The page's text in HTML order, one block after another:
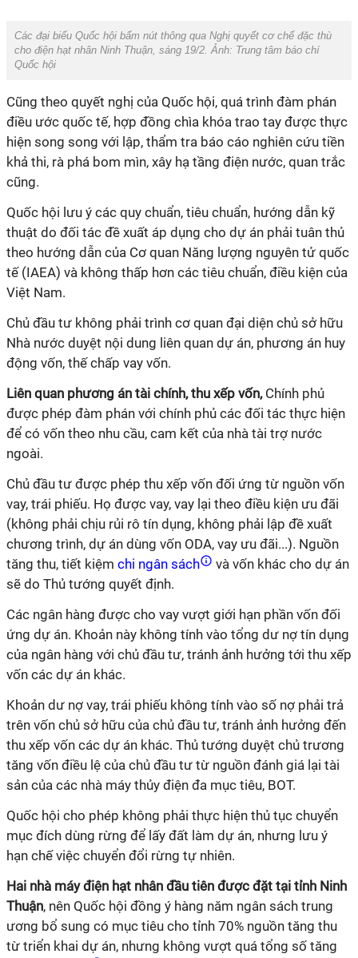
Các đại biểu Quốc hội bấm nút thông qua Nghị quyết cơ chế đặc thù
cho điện hạt nhân Ninh Thuận, sáng 19/2. Ảnh: Trung tâm báo chí
Quốc hội
Cũng theo quyết nghị của Quốc hội, quá trình đàm phán
điều ước quốc tế, hợp đồng chìa khóa trao tay được thực
hiện song song với lập, thẩm tra báo cáo nghiên cứu tiền
khả thi, rà phá bom mìn, xây hạ tầng điện nước, quan trắc
cũng.
Quốc hội lưu ý các quy chuẩn, tiêu chuẩn, hướng dẫn kỹ
thuật do đối tác đề xuất áp dụng cho dự án phải tuân thủ
theo hướng dẫn của Cơ quan Năng lượng nguyên tử quốc
tế (IAEA) và không thấp hơn các tiêu chuẩn, điều kiện của
Việt Nam.
Chủ đầu tư không phải trình cơ quan đại diện chủ sở hữu
Nhà nước duyệt nội dung liên quan dự án, phương án huy
động vốn, thế chấp vay vốn.
Liên quan phương án tài chính, thu xếp vốn, Chính phủ
được phép đàm phán với chính phủ các đối tác thực hiện
để có vốn theo nhu cầu, cam kết của nhà tài trợ nước
ngoài.
Chủ đầu tư được phép thu xếp vốn đối ứng từ nguồn vốn
vay, trái phiếu. Họ được vay, vay lại theo điều kiện ưu đãi
(không phải chịu rủi rô tín dụng, không phải lập đề xuất
chương trình, dự án dùng vốn ODA, vay ưu đãi...). Nguồn
tăng thu, tiết kiệm chi ngân sách
và vốn khác cho dự án
sẽ do Thủ tướng quyết định.
Các ngân hàng được cho vay vượt giới hạn phần vốn đối
ứng dự án. Khoản này không tính vào tổng dư nợ tín dụng
của ngân hàng với chủ đầu tư, tránh ảnh hưởng tới thu xếp
vốn các dự án khác.
Khoản dư nợ vay, trái phiếu không tính vào số nợ phải trả
trên vốn chủ sở hữu của chủ đầu tư, tránh ảnh hưởng đến
thu xếp vốn các dự án khác. Thủ tướng duyệt chủ trương
tăng vốn điều lệ của chủ đầu tư từ nguồn đánh giá lại tài
sản của các nhà máy thủy điện đa mục tiêu, BOT.
Quốc hội cho phép không phải thực hiện thủ tục chuyển
mục đích dùng rừng để lấy đất làm dự án, nhưng lưu ý
hạn chế việc chuyển đổi rừng tự nhiên.
Hai nhà máy điện hạt nhân đầu tiên được đặt tại tỉnh Ninh
Thuận, nên Quốc hội đồng ý hàng năm ngân sách trung
ương bổ sung có mục tiêu cho tỉnh 70% nguồn tăng thu
từ triển khai dự án, nhưng không vượt quá tổng số tăng